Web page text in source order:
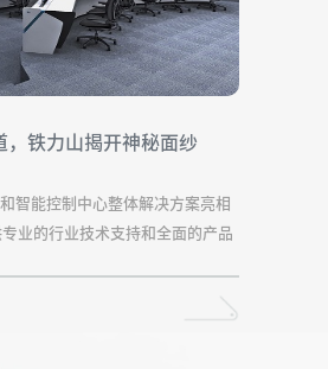
，铁力山揭开神秘面纱
智能控制中心整体解决方案亮相
业的行业技术支持和全面的产品